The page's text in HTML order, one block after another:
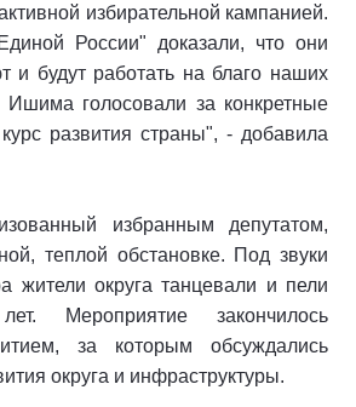
избирательной кампанией.
России" доказали, что они
и будут работать на благо наших
голосовали за конкретные
развития страны", - добавила
избранным депутатом,
теплой обстановке. Под звуки
жители округа танцевали и пели
Мероприятие закончилось
за которым обсуждались
округа и инфраструктуры.